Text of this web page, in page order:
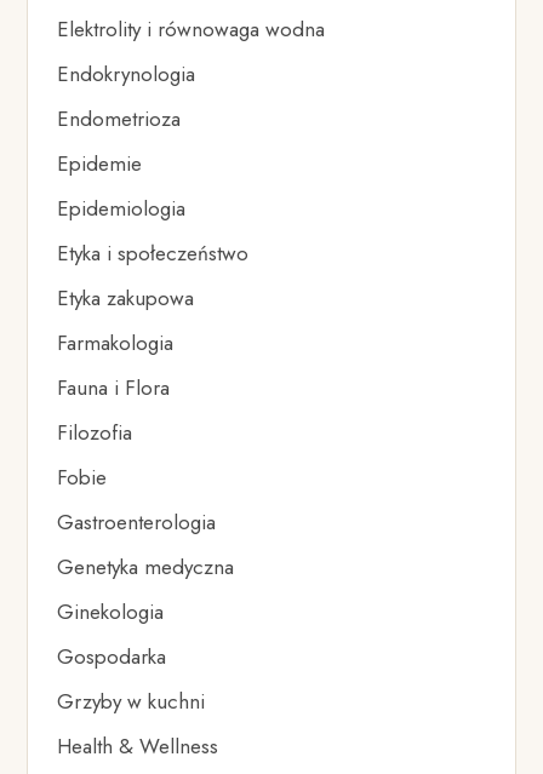
Elektrolity i równowaga wodna
Endokrynologia
Endometrioza
Epidemie
Epidemiologia
Etyka i społeczeństwo
Etyka zakupowa
Farmakologia
Fauna i Flora
Filozofia
Fobie
Gastroenterologia
Genetyka medyczna
Ginekologia
Gospodarka
Grzyby w kuchni
Health & Wellness